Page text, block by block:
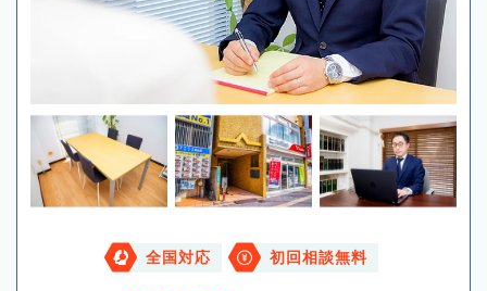
全国対応 初回相談無料